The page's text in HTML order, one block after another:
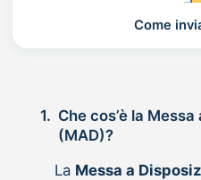
Come
1. Che cos’è la Messa a
(MAD)?
La Messa a